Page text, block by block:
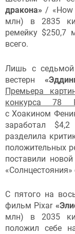
дракона»/ «How
млн) в 2835
ремейку $250,7
всего.
Лишь с седьмой
вестерн
Премьера
конкурса 78
с Хоакином
заработал
разделила
положительных
поставили
«Солнцестояния»
С пятого на
фильм Pixar
млн) в 2035
положил себе